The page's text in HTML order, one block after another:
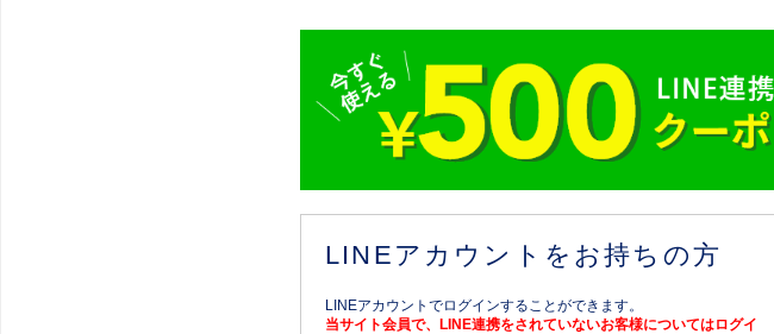
LINEアカウントをお持ちの方
LINEアカウントでログインすることができます。
当サイト会員で、LINE連携をされていないお客様についてはログイ